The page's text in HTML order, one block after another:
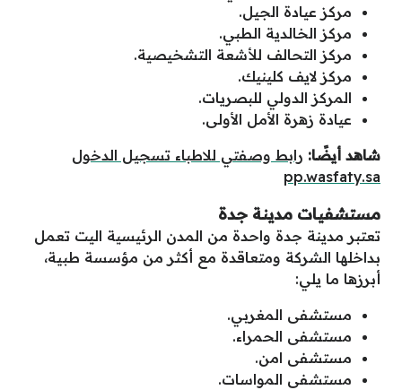
مركز عيادة الجيل.
مركز الخالدية الطبي.
مركز التحالف للأشعة التشخيصية.
مركز لايف كلينيك.
المركز الدولي للبصريات.
عيادة زهرة الأمل الأولى.
شاهد أيضًا: رابط وصفتي للاطباء تسجيل الدخول
pp.wasfaty.sa
مستشفيات مدينة جدة
تعتبر مدينة جدة واحدة من المدن الرئيسية اليت تعمل
بداخلها الشركة ومتعاقدة مع أكثر من مؤسسة طبية،
أبرزها ما يلي:
مستشفى المغربي.
مستشفى الحمراء.
مستشفى امن.
مستشفى المواسات.